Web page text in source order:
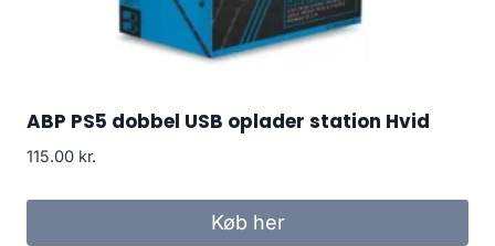
ABP PS5 dobbel USB oplader station Hvid
115.00 kr.
Køb her